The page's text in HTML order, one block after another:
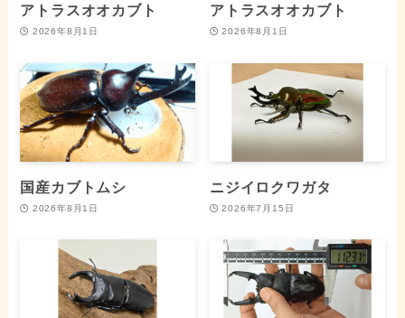
アトラスオオカブト
2026年8月1日
アトラスオオカブト
2026年8月1日
国産カブトムシ
2026年8月1日
ニジイロクワガタ
2026年7月15日